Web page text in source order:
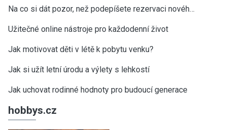
Na co si dát pozor, než podepíšete rezervaci novéh…
Užitečné online nástroje pro každodenní život
Jak motivovat děti v létě k pobytu venku?
Jak si užít letní úrodu a výlety s lehkostí
Jak uchovat rodinné hodnoty pro budoucí generace
hobbys.cz